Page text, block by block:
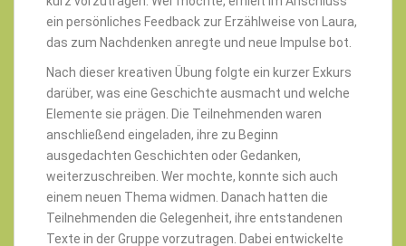
ein persönliches Feedback zur Erzählweise von Laura,
das zum Nachdenken anregte und neue Impulse bot.
Nach dieser kreativen Übung folgte ein kurzer Exkurs
darüber, was eine Geschichte ausmacht und welche
Elemente sie prägen. Die Teilnehmenden waren
anschließend eingeladen, ihre zu Beginn
ausgedachten Geschichten oder Gedanken,
weiterzuschreiben. Wer mochte, konnte sich auch
einem neuen Thema widmen. Danach hatten die
Teilnehmenden die Gelegenheit, ihre entstandenen
Texte in der Gruppe vorzutragen. Dabei entwickelte